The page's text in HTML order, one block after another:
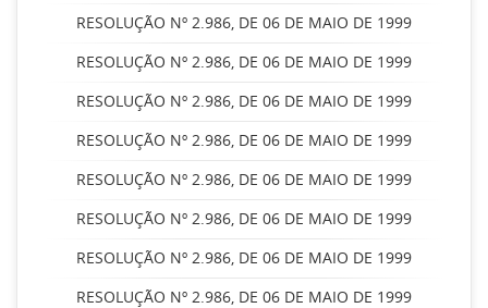
RESOLUÇÃO Nº 2.986, DE 06 DE MAIO DE 1999
RESOLUÇÃO Nº 2.986, DE 06 DE MAIO DE 1999
RESOLUÇÃO Nº 2.986, DE 06 DE MAIO DE 1999
RESOLUÇÃO Nº 2.986, DE 06 DE MAIO DE 1999
RESOLUÇÃO Nº 2.986, DE 06 DE MAIO DE 1999
RESOLUÇÃO Nº 2.986, DE 06 DE MAIO DE 1999
RESOLUÇÃO Nº 2.986, DE 06 DE MAIO DE 1999
RESOLUÇÃO Nº 2.986, DE 06 DE MAIO DE 1999